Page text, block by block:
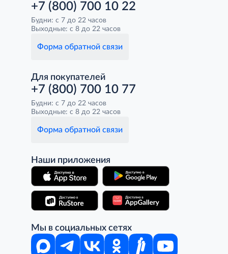
+7 (800) 700 10 22
Будни: с 7 до 22 часов
Выходные: с 8 до 22 часов
Форма обратной связи
Для покупателей
+7 (800) 700 10 77
Будни: с 7 до 22 часов
Выходные: с 8 до 22 часов
Форма обратной связи
Наши приложения
Мы в социальных сетях